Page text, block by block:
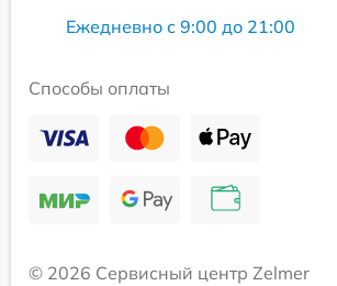
Ежедневно с 9:00 до 21:00
Способы оплаты
© 2026 Сервисный центр Zelmer